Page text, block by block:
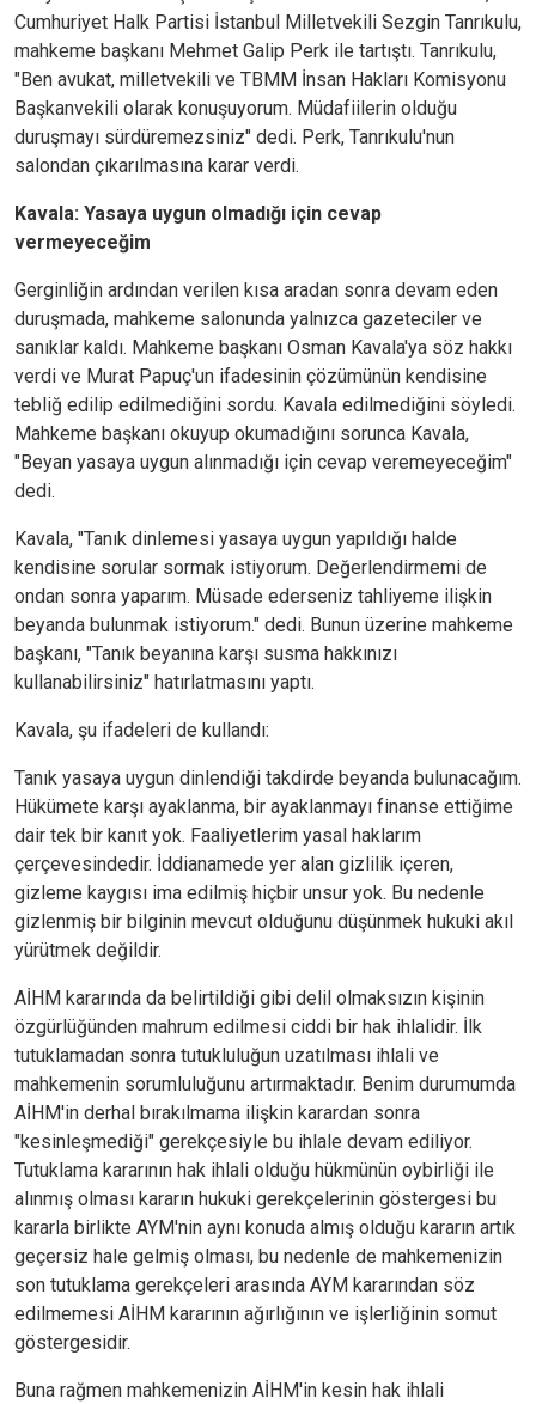
Cumhuriyet Halk Partisi İstanbul Milletvekili Sezgin Tanrıkulu,
mahkeme başkanı Mehmet Galip Perk ile tartıştı. Tanrıkulu,
"Ben avukat, milletvekili ve TBMM İnsan Hakları Komisyonu
Başkanvekili olarak konuşuyorum. Müdafiilerin olduğu
duruşmayı sürdüremezsiniz" dedi. Perk, Tanrıkulu'nun
salondan çıkarılmasına karar verdi.
Kavala: Yasaya uygun olmadığı için cevap
vermeyeceğim
Gerginliğin ardından verilen kısa aradan sonra devam eden
duruşmada, mahkeme salonunda yalnızca gazeteciler ve
sanıklar kaldı. Mahkeme başkanı Osman Kavala'ya söz hakkı
verdi ve Murat Papuç'un ifadesinin çözümünün kendisine
tebliğ edilip edilmediğini sordu. Kavala edilmediğini söyledi.
Mahkeme başkanı okuyup okumadığını sorunca Kavala,
"Beyan yasaya uygun alınmadığı için cevap veremeyeceğim"
dedi.
Kavala, "Tanık dinlemesi yasaya uygun yapıldığı halde
kendisine sorular sormak istiyorum. Değerlendirmemi de
ondan sonra yaparım. Müsade ederseniz tahliyeme ilişkin
beyanda bulunmak istiyorum." dedi. Bunun üzerine mahkeme
başkanı, "Tanık beyanına karşı susma hakkınızı
kullanabilirsiniz" hatırlatmasını yaptı.
Kavala, şu ifadeleri de kullandı:
Tanık yasaya uygun dinlendiği takdirde beyanda bulunacağım.
Hükümete karşı ayaklanma, bir ayaklanmayı finanse ettiğime
dair tek bir kanıt yok. Faaliyetlerim yasal haklarım
çerçevesindedir. İddianamede yer alan gizlilik içeren,
gizleme kaygısı ima edilmiş hiçbir unsur yok. Bu nedenle
gizlenmiş bir bilginin mevcut olduğunu düşünmek hukuki akıl
yürütmek değildir.
AİHM kararında da belirtildiği gibi delil olmaksızın kişinin
özgürlüğünden mahrum edilmesi ciddi bir hak ihlalidir. İlk
tutuklamadan sonra tutukluluğun uzatılması ihlali ve
mahkemenin sorumluluğunu artırmaktadır. Benim durumumda
AİHM'in derhal bırakılmama ilişkin karardan sonra
"kesinleşmediği" gerekçesiyle bu ihlale devam ediliyor.
Tutuklama kararının hak ihlali olduğu hükmünün oybirliği ile
alınmış olması kararın hukuki gerekçelerinin göstergesi bu
kararla birlikte AYM'nin aynı konuda almış olduğu kararın artık
geçersiz hale gelmiş olması, bu nedenle de mahkemenizin
son tutuklama gerekçeleri arasında AYM kararından söz
edilmemesi AİHM kararının ağırlığının ve işlerliğinin somut
göstergesidir.
Buna rağmen mahkemenizin AİHM'in kesin hak ihlali